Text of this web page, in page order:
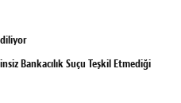
Bankacılık Suçu Teşkil Etmediği